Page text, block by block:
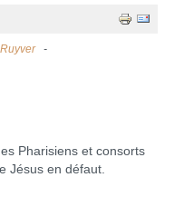
Pharisiens et consorts
Jésus en défaut.